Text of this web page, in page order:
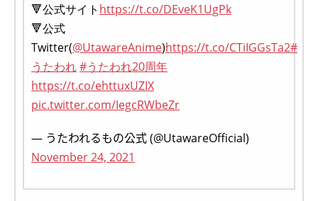
🔻公式サイト https://t.co/DEveK1UgPk
🔻公式
Twitter(@UtawareAnime)https://t.co/CTiIGGsTa2#
うたわれ#うたわれ20周年
https://t.co/ehttuxUZIX
pic.twitter.com/IegcRWbeZr
— うたわれるもの公式 (@UtawareOfficial)
November 24, 2021